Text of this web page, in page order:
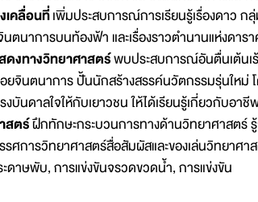
เคลื่อนที่เพิ่มประสบการณ์การเรียนรู้เรื่องดาว ก
นาการบนท้องฟ้า และเรื่องราวตำนานแห่งดาร
ดงทางวิทยาศาสตร์พบประสบการณ์อันตื่นเต้นเ
จินตนาการ ปั้นนักสร้างสรรค์นวัตกรรมรุ่นใหม่ โ
งบันดาลใจให้กับเยาวชน ให้ได้เรียนรู้เกี่ยวกับอาชี
สตร์ฝึกทักษะกระบวนการทางด้านวิทยาศาสตร์
ารวิทยาศาสตร์สื่อสัมผัสและของเล่นวิทยาศาส
ดาษพับ, การแข่งขันจรวดขวดน้ำ, การแข่งขัน